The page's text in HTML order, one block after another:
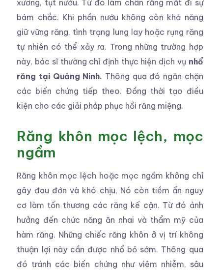
xương, tụt nướu. Từ đó làm chân răng mất đi sự
bám chắc. Khi phần nướu không còn khả năng
giữ vững răng, tình trạng lung lay hoặc rụng răng
tự nhiên có thể xảy ra. Trong những trường hợp
này, bác sĩ thường chỉ định thực hiện dịch vụ nhổ
răng tại Quảng Ninh. Thông qua đó ngăn chặn
các biến chứng tiếp theo. Đồng thời tạo điều
kiện cho các giải pháp phục hồi răng miệng.
Răng khôn mọc lệch, mọc
ngầm
Răng khôn mọc lệch hoặc mọc ngầm không chỉ
gây đau đớn và khó chịu, Nó còn tiềm ẩn nguy
cơ làm tổn thương các răng kế cận. Từ đó ảnh
hưởng đến chức năng ăn nhai và thẩm mỹ của
hàm răng. Những chiếc răng khôn ở vị trí không
thuận lợi này cần được nhổ bỏ sớm. Thông qua
đó tránh các biến chứng như viêm nhiễm, sâu